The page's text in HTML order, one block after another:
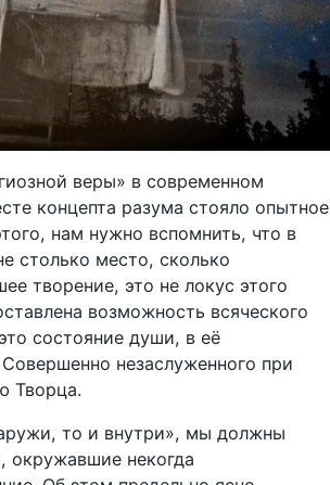
веры» в современном
концепта разума стояло опытное
нам нужно вспомнить, что в
столько место, сколько
творение, это не локус этого
возможность всяческого
состояние души, в её
незаслуженного при
Творца.
то и внутри», мы должны
окружавшие некогда